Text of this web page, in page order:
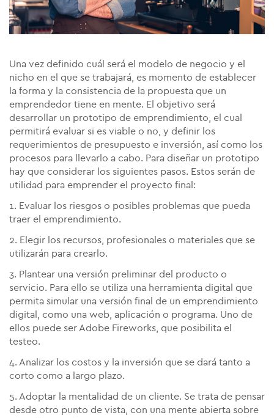
Una vez definido cuál será el modelo de negocio y el
nicho en el que se trabajará, es momento de establecer
la forma y la consistencia de la propuesta que un
emprendedor tiene en mente. El objetivo será
desarrollar un prototipo de emprendimiento, el cual
permitirá evaluar si es viable o no, y definir los
requerimientos de presupuesto e inversión, así como los
procesos para llevarlo a cabo. Para diseñar un prototipo
hay que considerar los siguientes pasos. Estos serán de
utilidad para emprender el proyecto final:
1. Evaluar los riesgos o posibles problemas que pueda
traer el emprendimiento.
2. Elegir los recursos, profesionales o materiales que se
utilizarán para crearlo.
3. Plantear una versión preliminar del producto o
servicio. Para ello se utiliza una herramienta digital que
permita simular una versión final de un emprendimiento
digital, como una web, aplicación o programa. Uno de
ellos puede ser Adobe Fireworks, que posibilita el
testeo.
4. Analizar los costos y la inversión que se dará tanto a
corto como a largo plazo.
5. Adoptar la mentalidad de un cliente. Se trata de pensar
desde otro punto de vista, con una mente abierta sobre